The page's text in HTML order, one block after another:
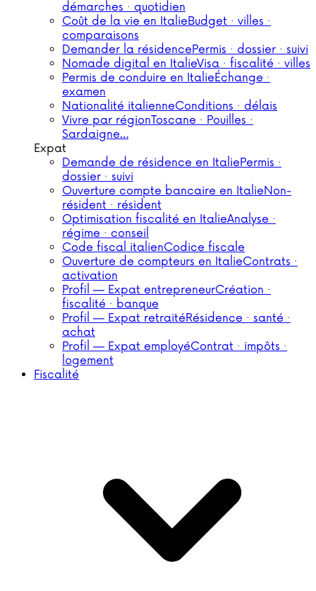
démarches · quotidien
Coût de la vie en ItalieBudget · villes ·
comparaisons
Demander la résidencePermis · dossier · suivi
Nomade digital en ItalieVisa · fiscalité · villes
Permis de conduire en ItalieÉchange ·
examen
Nationalité italienneConditions · délais
Vivre par régionToscane · Pouilles ·
Sardaigne…
Expat
Demande de résidence en ItaliePermis ·
dossier · suivi
Ouverture compte bancaire en ItalieNon-
résident · résident
Optimisation fiscalité en ItalieAnalyse ·
régime · conseil
Code fiscal italienCodice fiscale
Ouverture de compteurs en ItalieContrats ·
activation
Profil — Expat entrepreneurCréation ·
fiscalité · banque
Profil — Expat retraitéRésidence · santé ·
achat
Profil — Expat employéContrat · impôts ·
logement
Fiscalité